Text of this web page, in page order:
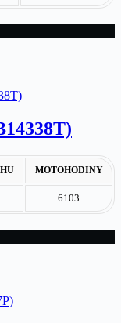
MOTOHODINY
6103